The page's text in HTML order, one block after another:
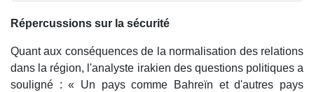
Répercussions sur la sécurité
Quant aux conséquences de la normalisation des relations
dans la région, l'analyste irakien des questions politiques a
souligné : « Un pays comme Bahreïn et d'autres pays